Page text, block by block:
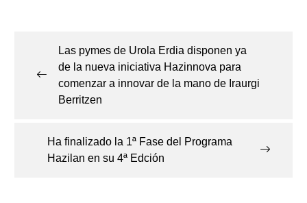
entradas
Las pymes de Urola Erdia disponen ya
de la nueva iniciativa Hazinnova para
comenzar a innovar de la mano de Iraurgi
Berritzen
Ha finalizado la 1ª Fase del Programa
Hazilan en su 4ª Edción